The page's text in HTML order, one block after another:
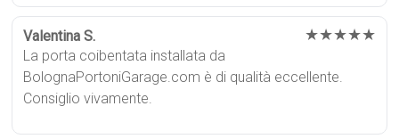
Valentina S. ★★★★★
La porta coibentata installata da
BolognaPortoniGarage.com è di qualità eccellente.
Consiglio vivamente.